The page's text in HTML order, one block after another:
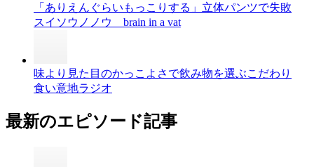
「ありえんぐらいもっこりする」立体パンツで失敗
スイソウノノウ brain in a vat
味より見た目のかっこよさで飲み物を選ぶこだわり
食い意地ラジオ
最新のエピソード記事